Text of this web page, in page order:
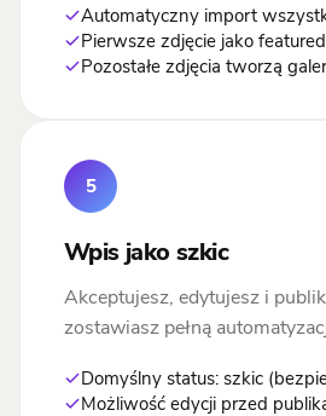
Automatyczny import
Pierwsze zdjęcie jako
Pozostałe zdjęcia tworzą
5
Wpis jako szkic
Akceptujesz, edytujesz i
zostawiasz pełną
Domyślny status: szkic
Możliwość edycji przed